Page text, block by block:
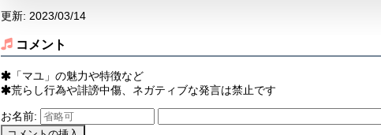
更新: 2023/03/14
コメント
「マユ」の魅力や特徴など
荒らし行為や誹謗中傷、ネガティブな発言は禁止です
お名前: